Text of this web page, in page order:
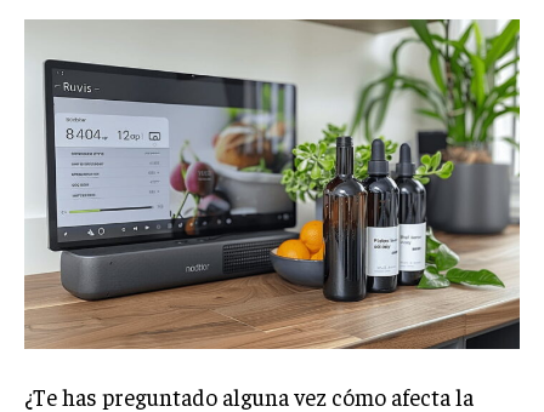
SUBSCRIBE
Welcome to Liberty Case
We have a curated list of the most noteworthy news from all
across the globe. With any subscription plan, you get access
to exclusive articlesthat let you stay ahead of the curve.
Your Profile
NEWS LIFESTYLE PUBLIC OPINION
¿Te has preguntado alguna vez cómo afecta la